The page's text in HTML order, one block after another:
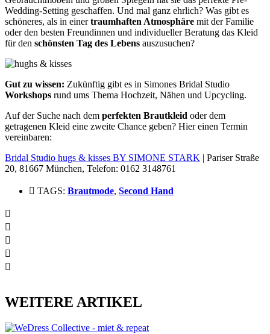
Wedding-Setting geschaffen. Und mal ganz ehrlich? Was gibt es
schöneres, als in einertraumhaften Atmosphäre mit der Familie
oder den besten Freundinnen und individueller Beratung das Kleid
für den schönsten Tag des Lebens auszusuchen?
Gut zu wissen: Zukünftig gibt es in Simones Bridal Studio
Workshops rund ums Thema Hochzeit, Nähen und Upcycling.
Auf der Suche nach dem perfekten Brautkleid oder dem
getragenen Kleid eine zweite Chance geben? Hier einen Termin
vereinbaren:
Bridal Studio hugs & kisses BY SIMONE STARK | Pariser Straße
20, 81667 München, Telefon: 0162 3148761
TAGS: Brautmode, Second Hand
WEITERE ARTIKEL